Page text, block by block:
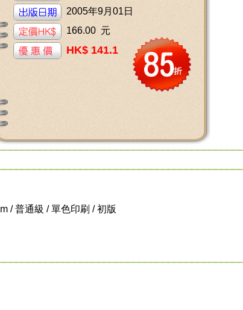
2005年9月01日
166.00 元
HK$ 141.1
/ 普通級 / 單色印刷 / 初版